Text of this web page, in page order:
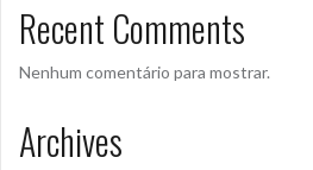
Recent Comments
Nenhum comentário para mostrar.
Archives